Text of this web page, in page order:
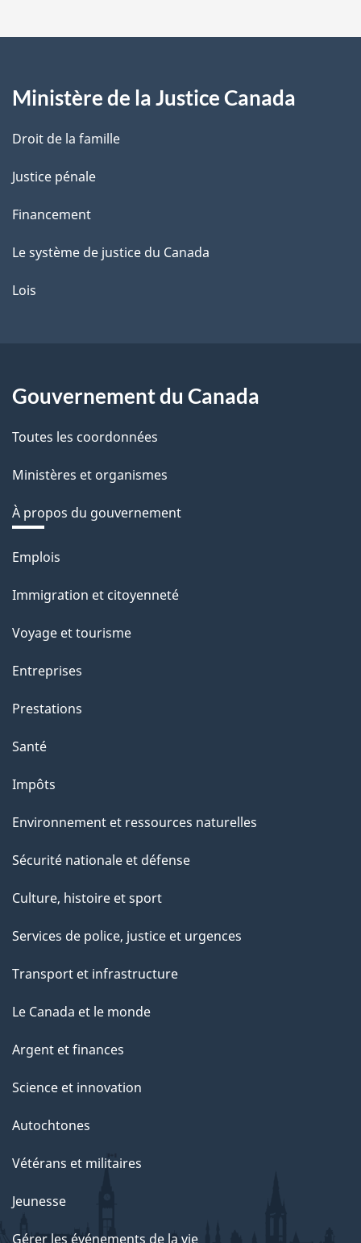
a
e
Ministère de la Justice Canada
Droit de la famille
Justice pénale
Financement
Le système de justice du Canada
Lois
Gouvernement du Canada
Toutes les coordonnées
Ministères et organismes
À propos du gouvernement
Thèmes
sujets
Emplois
Immigration et citoyenneté
Voyage et tourisme
Entreprises
Prestations
Santé
Impôts
Environnement et ressources naturelles
Sécurité nationale et défense
Culture, histoire et sport
Services de police, justice et urgences
Transport et infrastructure
Le Canada et le monde
Argent et finances
Science et innovation
Autochtones
Vétérans et militaires
Jeunesse
Gérer les événements de la vie